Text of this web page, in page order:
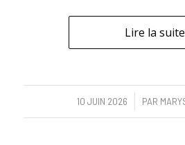
Lire la suite
10 JUIN 2026
/ PAR